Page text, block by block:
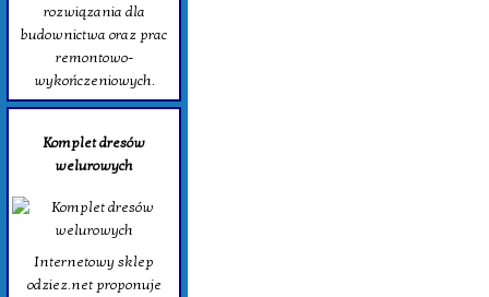
rozwiązania dla
budownictwa oraz prac
remontowo-
wykończeniowych.
Komplet dresów
welurowych
Internetowy sklep
odziez.net proponuje